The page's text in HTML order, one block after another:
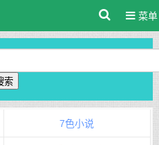
菜单
索
7色小说